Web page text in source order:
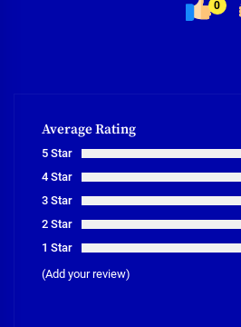
0
Average Rating
5 Star
4 Star
3 Star
2 Star
1 Star
(Add your review)